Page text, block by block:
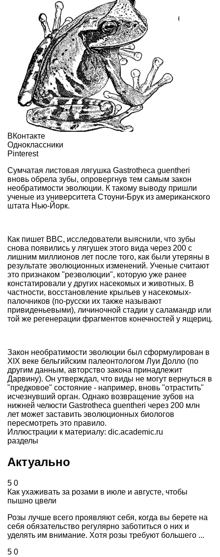
ВКонтакте
Одноклассники
Pinterest
Сумчатая листовая лягушка Gastrotheca guentheri
вновь обрела зубы, опровергнув тем самым закон
необратимости эволюции. К такому выводу пришли
ученые из университета Стоуни-Брук из американского
штата Нью-Йорк.
Как пишет BBC, исследователи выяснили, что зубы
снова появились у лягушек этого вида через 200 с
лишним миллионов лет после того, как были утеряны в
результате эволюционных изменений. Ученые считают
это признаком "реэволюции", которую уже ранее
констатировали у других насекомых и животных. В
частности, восстановление крыльев у насекомых-
палочников (по-русски их также называют
привиденьевыми), личиночной стадии у саламандр или
той же регенерации фрагментов конечностей у ящериц.
Закон необратимости эволюции был сформулирован в
XIX веке бельгийским палеонтологом Луи Долло (по
другим данным, авторство закона принадлежит
Дарвину). Он утверждал, что виды не могут вернуться в
"предковое" состояние - например, вновь "отрастить"
исчезнувший орган. Однако возвращение зубов на
нижней челюсти Gastrotheca guentheri через 200 млн
лет может заставить эволюционных биологов
пересмотреть это правило.
Иллюстрации к материалу: dic.academic.ru
разделы
Актуально
5 0
Как ухаживать за розами в июле и августе, чтобы
пышно цвели
Розы лучше всего проявляют себя, когда вы берете на
себя обязательство регулярно заботиться о них и
уделять им внимание. Хотя розы требуют большего ...
5 0